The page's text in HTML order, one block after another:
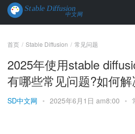
首页 Stable Diffusion 常见问题
2025年使用stable
有哪些常见问题?如何解
SD中文网 • 2025年6月1日 am8:00 •